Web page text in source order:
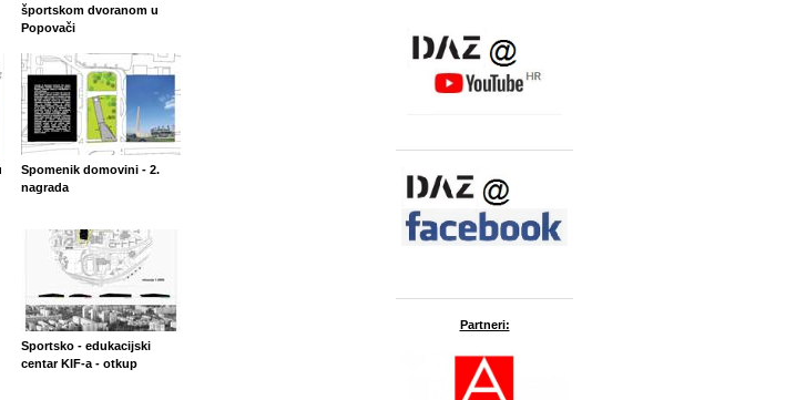
športskom dvoranom u
Popovači
Spomenik domovini - 2.
nagrada
Sportsko - edukacijski
centar KIF-a - otkup
Partneri: